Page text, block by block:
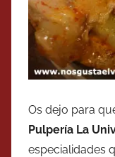
Os dejo para
Pulpería La
especialidades